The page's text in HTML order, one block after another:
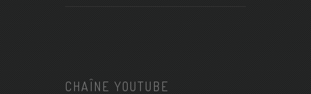
CHAÎNE YOUTUBE